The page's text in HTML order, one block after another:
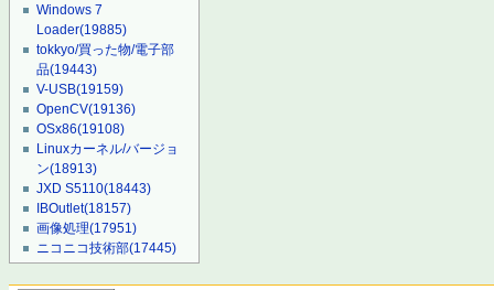
Windows 7
Loader(19885)
tokkyo/買った物/電子部
品(19443)
V-USB(19159)
OpenCV(19136)
OSx86(19108)
Linuxカーネル/バージョ
ン(18913)
JXD S5110(18443)
IBOutlet(18157)
画像処理(17951)
ニコニコ技術部(17445)